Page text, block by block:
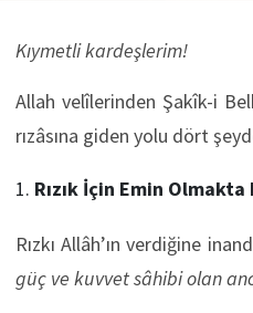
Kıymetli kardeşlerim!
Allah velîlerinden Şakîk-i
rızâsına giden yolu dört
Rızık İçin Emin
Rızkı Allâh’ın verdiğine
güç ve kuvvet sâhibi olan